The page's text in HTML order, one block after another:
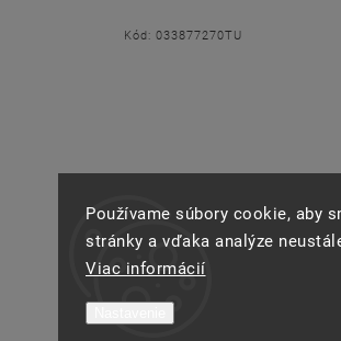
Používame súbory cookie, aby
stránky a vďaka analýze
Viac informácií
Kód: 033877270TU